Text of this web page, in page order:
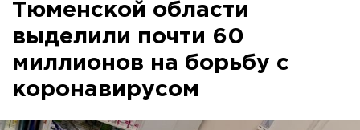
Тюменской области
выделили почти 60
миллионов на борьбу с
коронавирусом